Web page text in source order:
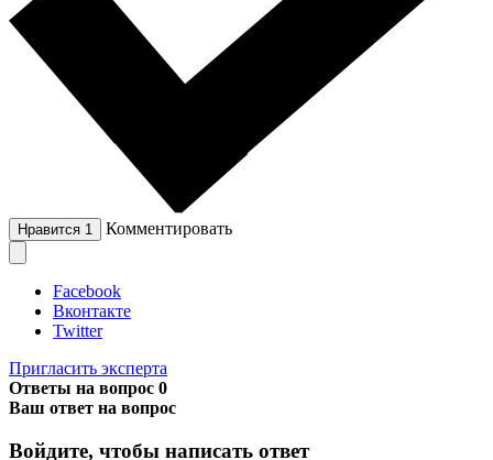
Нравится 1 Комментировать
Facebook
Вконтакте
Twitter
Пригласить эксперта
Ответы на вопрос 0
Ваш ответ на вопрос
Войдите, чтобы написать ответ